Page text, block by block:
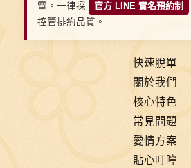
電。一律採
官方 LINE 實名預約制
控管排約品質。
快速脫單
關於我們
核心特色
常見問題
愛情方案
貼心叮嚀